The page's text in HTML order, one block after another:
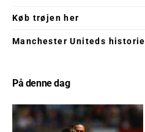
Køb trøjen her
Manchester Uniteds historie
På denne dag